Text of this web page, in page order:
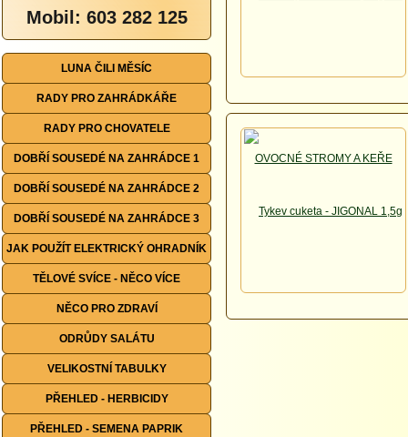
Mobil: 603 282 125
LUNA ČILI MĚSÍC
RADY PRO ZAHRÁDKÁŘE
RADY PRO CHOVATELE
DOBŘÍ SOUSEDÉ NA ZAHRÁDCE 1
DOBŘÍ SOUSEDÉ NA ZAHRÁDCE 2
DOBŘÍ SOUSEDÉ NA ZAHRÁDCE 3
JAK POUŽÍT ELEKTRICKÝ OHRADNÍK
TĚLOVÉ SVÍCE - NĚCO VÍCE
NĚCO PRO ZDRAVÍ
ODRŮDY SALÁTU
VELIKOSTNÍ TABULKY
PŘEHLED - HERBICIDY
PŘEHLED - SEMENA PAPRIK